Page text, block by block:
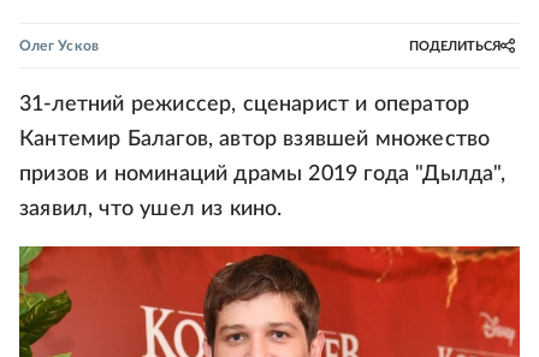
Олег Усков ПОДЕЛИТЬСЯ
31-летний режиссер, сценарист и оператор
Кантемир Балагов, автор взявшей множество
призов и номинаций драмы 2019 года "Дылда",
заявил, что ушел из кино.